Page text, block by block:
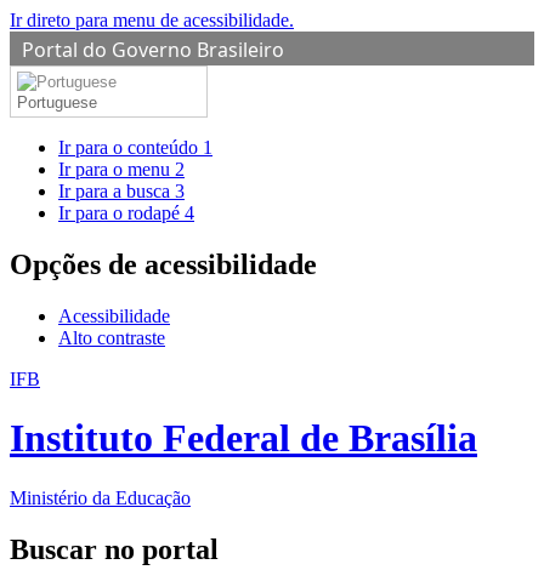
Ir direto para menu de acessibilidade.
Portal do Governo Brasileiro
Portuguese
Ir para o conteúdo 1
Ir para o menu 2
Ir para a busca 3
Ir para o rodapé 4
Opções de acessibilidade
Acessibilidade
Alto contraste
IFB
Instituto Federal de Brasília
Ministério da Educação
Buscar no portal